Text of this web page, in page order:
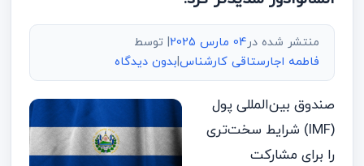
منتشر شده در04 مارس 2025
| توسط
فاطمه اجارستاقی کارشناس|بدون دیدگاه
صندوق بین‌المللی پول
(IMF) شرایط سخت‌تری
را برای مشارکت